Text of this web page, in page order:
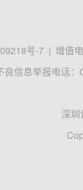
号-7 | 增值
良信息举报电话：
深圳